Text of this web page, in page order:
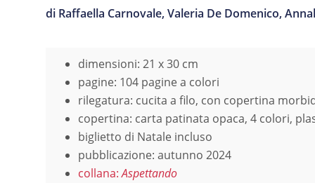
di Raffaella Carnovale, Valeria De Domenico,
dimensioni: 21 x 30 cm
pagine: 104 pagine a colori
rilegatura: cucita a filo, con copertina
copertina: carta patinata opaca, 4 colori,
biglietto di Natale incluso
pubblicazione: autunno 2024
collana:Aspettando